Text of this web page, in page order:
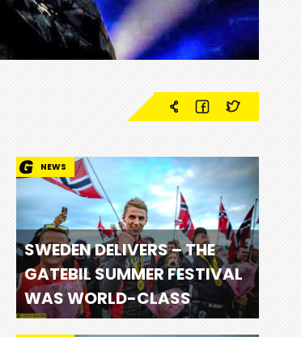
NEWS
SWEDEN DELIVERS – THE
GATEBIL SUMMER FESTIVAL
WAS WORLD-CLASS